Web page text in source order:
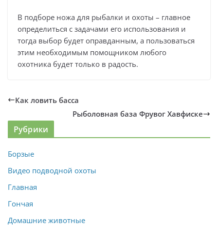
В подборе ножа для рыбалки и охоты – главное
определиться с задачами его использования и
тогда выбор будет оправданным, а пользоваться
этим необходимым помощником любого
охотника будет только в радость.
Как ловить басса
Рыболовная база Фрувог Хавфиске
Рубрики
Борзые
Видео подводной охоты
Главная
Гончая
Домашние животные